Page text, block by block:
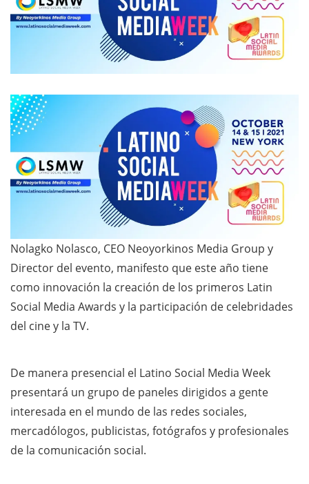
Nolagko Nolasco, CEO Neoyorkinos Media Group y
Director del evento, manifesto que este año tiene
como innovación la creación de los primeros Latin
Social Media Awards y la participación de celebridades
del cine y la TV.
De manera presencial el Latino Social Media Week
presentará un grupo de paneles dirigidos a gente
interesada en el mundo de las redes sociales,
mercadólogos, publicistas, fotógrafos y profesionales
de la comunicación social.